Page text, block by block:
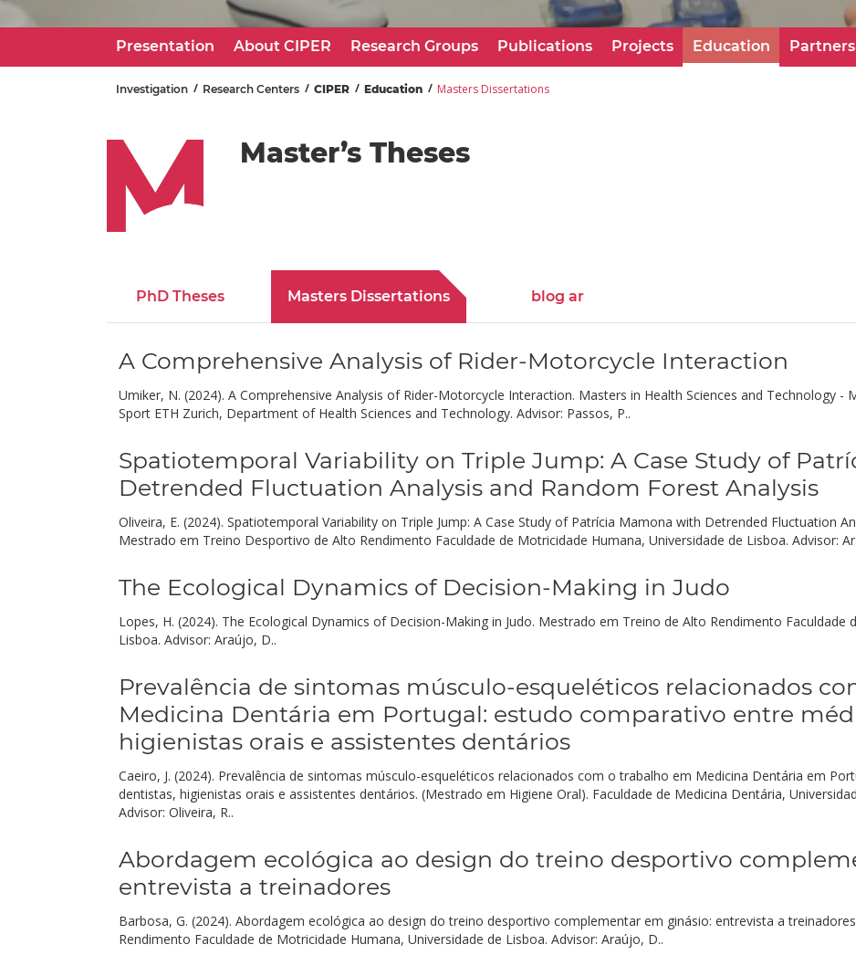
Presentation About CIPER Research Groups Publications Projects Education
Investigation Research Centers CIPER Education Masters Dissertations
Master’s Theses
PhD Theses Masters Dissertations blog ar
A Comprehensive Analysis of Rider-Motorcycle Interaction
Umiker, N. (2024). A Comprehensive Analysis of Rider-Motorcycle Interaction. Masters in Health Sciences and Technology -
Sport ETH Zurich, Department of Health Sciences and Technology. Advisor: Passos, P..
Spatiotemporal Variability on Triple Jump: A Case Study of
Detrended Fluctuation Analysis and Random Forest Analysis
Oliveira, E. (2024). Spatiotemporal Variability on Triple Jump: A Case Study of Patrícia Mamona with Detrended Fluctuation
Mestrado em Treino Desportivo de Alto Rendimento Faculdade de Motricidade Humana, Universidade de Lisboa. Advisor:
The Ecological Dynamics of Decision-Making in Judo
Lopes, H. (2024). The Ecological Dynamics of Decision-Making in Judo. Mestrado em Treino de Alto Rendimento Faculdade
Lisboa. Advisor: Araújo, D..
Prevalência de sintomas músculo-esqueléticos relacionados
Medicina Dentária em Portugal: estudo comparativo entre
higienistas orais e assistentes dentários
Caeiro, J. (2024). Prevalência de sintomas músculo-esqueléticos relacionados com o trabalho em Medicina Dentária em
dentistas, higienistas orais e assistentes dentários. (Mestrado em Higiene Oral). Faculdade de Medicina Dentária,
Advisor: Oliveira, R..
Abordagem ecológica ao design do treino desportivo
entrevista a treinadores
Barbosa, G. (2024). Abordagem ecológica ao design do treino desportivo complementar em ginásio: entrevista a
Rendimento Faculdade de Motricidade Humana, Universidade de Lisboa. Advisor: Araújo, D..